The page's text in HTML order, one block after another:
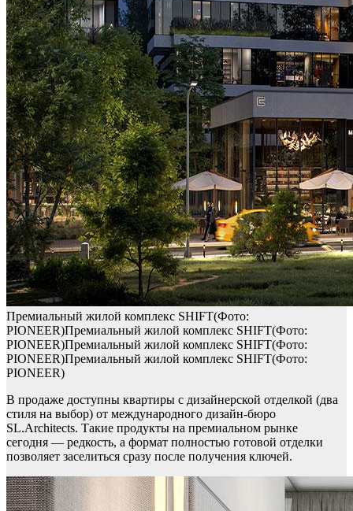
Премиальный жилой комплекс SHIFT(Фото:
PIONEER)Премиальный жилой комплекс SHIFT(Фото:
PIONEER)Премиальный жилой комплекс SHIFT(Фото:
PIONEER)Премиальный жилой комплекс SHIFT(Фото:
PIONEER)
В продаже доступны квартиры с дизайнерской отделкой (два
стиля на выбор) от международного дизайн-бюро
SL.Architects. Такие продукты на премиальном рынке
сегодня — редкость, а формат полностью готовой отделки
позволяет заселиться сразу после получения ключей.